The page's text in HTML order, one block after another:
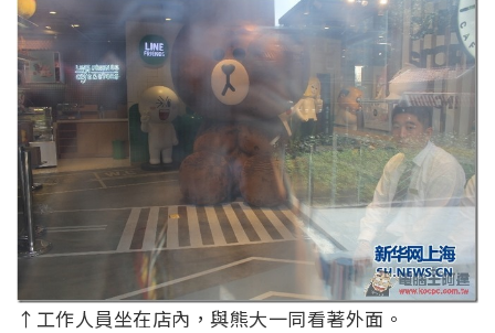
↑工作人員坐在店內，與熊大一同看著外面。